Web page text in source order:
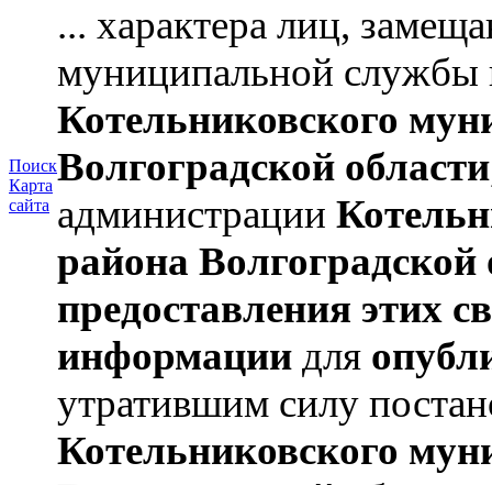
Поиск
Карта
сайта
... характера лиц,
муниципальной службы
Котельниковского
Волгоградской области
администрации
района Волгоградской
предоставления этих
информации для
утратившим силу
Котельниковского